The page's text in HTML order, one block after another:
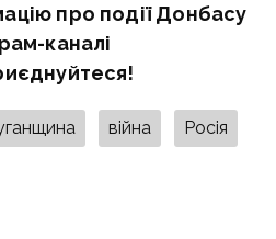
про події Донбасу
каналі
війна Росія